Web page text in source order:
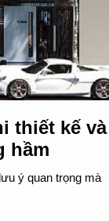
thiết kế và
hầm
ý quan trọng mà